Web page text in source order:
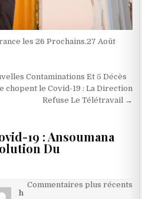
les 26 Prochains.27 Août
Contaminations Et 5 Décès
chopent le Covid-19 : La Direction
Refuse Le Télétravail →
19 : Ansoumana
Du
Commentaires plus récents
h